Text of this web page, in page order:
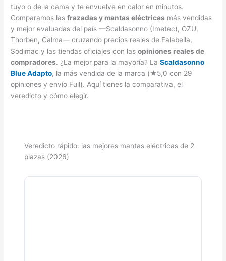
tuyo o de la cama y te envuelve en calor en minutos.
Comparamos lasfrazadas y mantas eléctricas más vendidas
y mejor evaluadas del país —Scaldasonno (Imetec), OZU,
Thorben, Calma— cruzando precios reales de Falabella,
Sodimac y las tiendas oficiales con lasopiniones reales de
compradores. ¿La mejor para la mayoría? LaScaldasonno
Blue Adapto, la más vendida de la marca (★5,0 con 29
opiniones y envío Full). Aquí tienes la comparativa, el
veredicto y cómo elegir.
Veredicto rápido: las mejores mantas eléctricas de 2
plazas (2026)